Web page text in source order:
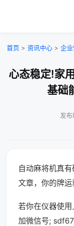
首页 > 资讯中心 > 企业
心态稳定!家
基础
发
自动麻将机真
文章，你的牌运
若你在仪器使
加微信号;